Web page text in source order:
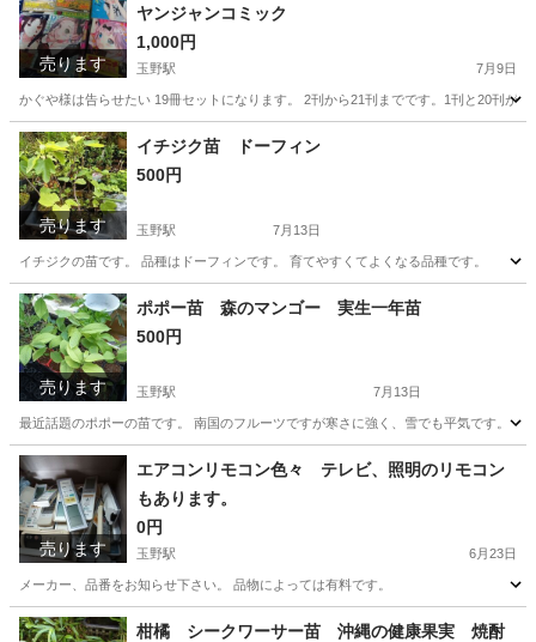
売ります
ヤンジャンコミック
1,000円
玉野駅 7月9日
かぐや様は告らせたい 19冊セットになります。 2刊から21刊までです。1刊と20刊
愛知 稲沢市 玉野駅 マンガ、コミック、アニメ
かぐや様は告らせたい
売ります
イチジク苗 ドーフィン
500円
玉野駅 7月13日
イチジクの苗です。 品種はドーフィンです。 育てやすくてよくなる品種です。
愛知 稲沢市 玉野駅 家庭用品 ドーフィン
売ります
ポポー苗 森のマンゴー 実生一年苗
500円
玉野駅 7月13日
最近話題のポポーの苗です。 南国のフルーツですが寒さに強く、雪でも平気です。
愛知 稲沢市
売ります
エアコンリモコン色々 テレビ、照明のリモコン
もあります。
0円
玉野駅 6月23日
メーカー、品番をお知らせ下さい。 品物によっては有料です。
愛知 稲沢市 玉野駅 季節、空調家電 リモコン
柑橘 シークワーサー苗 沖縄の健康果実 焼酎